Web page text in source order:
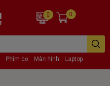
Phím cơ Màn hình Laptop
0 0